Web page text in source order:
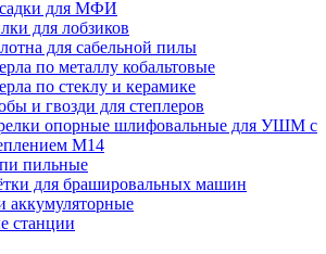
для МФИ
для лобзиков
для сабельной пилы
по металлу кобальтовые
по стеклу и керамике
и гвозди для степлеров
опорные шлифовальные для УШМ с
М14
пильные
для брашировальных машин
аккумуляторные
станции